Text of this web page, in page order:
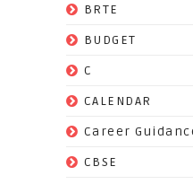
BRTE
BUDGET
C
CALENDAR
Career
CBSE